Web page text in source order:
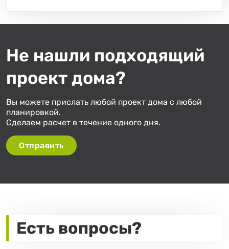
Не нашли подходящий
проект дома?
Вы можете прислать любой проект дома с любой
планировкой.
Сделаем расчет в течение одного дня.
Отправить
Есть вопросы?